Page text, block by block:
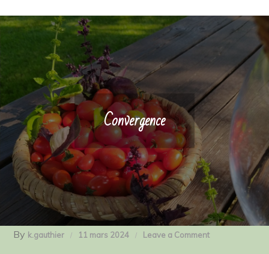
Convergence
By k.gauthier 11 mars 2024 Leave a Commenton